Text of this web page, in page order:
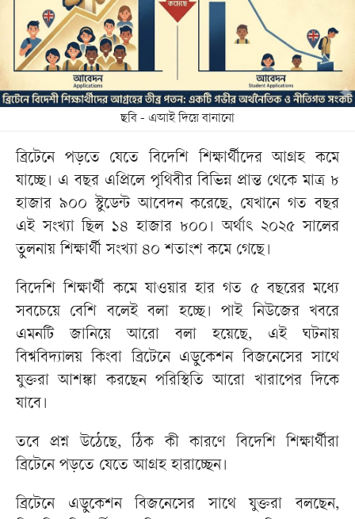
ছবি - এআই দিয়ে বানানো
ব্রিটেনে পড়তে যেতে বিদেশি শিক্ষার্থীদের আগ্রহ কমে
যাচ্ছে। এ বছর এপ্রিলে পৃথিবীর বিভিন্ন প্রান্ত থেকে মাত্র ৮
হাজার ৯০০ স্টুডেন্ট আবেদন করেছে, যেখানে গত বছর
এই সংখ্যা ছিল ১৪ হাজার ৮০০। অর্থাৎ ২০২৫ সালের
তুলনায় শিক্ষার্থী সংখ্যা ৪০ শতাংশ কমে গেছে।
বিদেশি শিক্ষার্থী কমে যাওয়ার হার গত ৫ বছরের মধ্যে
সবচেয়ে বেশি বলেই বলা হচ্ছে। পাই নিউজের খবরে
এমনটি জানিয়ে আরো বলা হয়েছে, এই ঘটনায়
বিশ্ববিদ্যালয় কিংবা ব্রিটেনে এডুকেশন বিজনেসের সাথে
যুক্তরা আশঙ্কা করছেন পরিস্থিতি আরো খারাপের দিকে
যাবে।
তবে প্রশ্ন উঠেছে, ঠিক কী কারণে বিদেশি শিক্ষার্থীরা
ব্রিটেনে পড়তে যেতে আগ্রহ হারাচ্ছেন।
ব্রিটেনে এডুকেশন বিজনেসের সাথে যুক্তরা বলছেন,